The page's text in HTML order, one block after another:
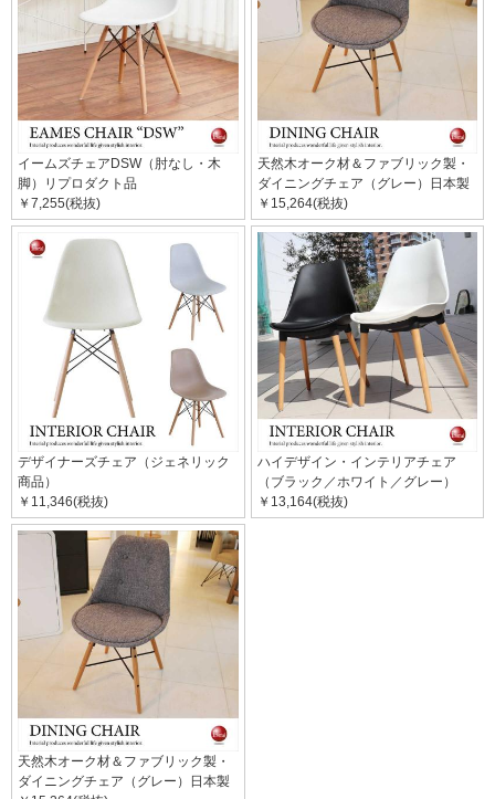
イームズチェアDSW（肘なし・木
脚）リプロダクト品
￥7,255(税抜)
天然木オーク材＆ファブリック製・
ダイニングチェア（グレー）日本製
￥15,264(税抜)
デザイナーズチェア（ジェネリック
商品）
￥11,346(税抜)
ハイデザイン・インテリアチェア
（ブラック／ホワイト／グレー）
￥13,164(税抜)
天然木オーク材＆ファブリック製・
ダイニングチェア（グレー）日本製